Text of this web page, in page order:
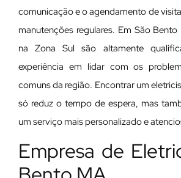
comunicação e o agendamento de
manutenções regulares. Em São
na Zona Sul são altamente
experiência em lidar com os
comuns da região. Encontrar um
só reduz o tempo de espera, mas
um serviço mais personalizado e
Empresa de